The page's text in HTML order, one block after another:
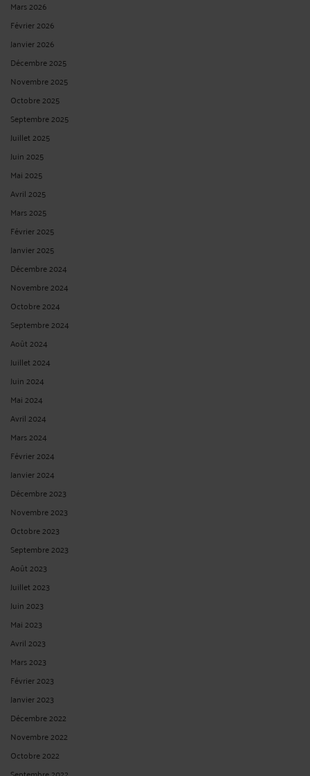
Mars 2026
Février 2026
Janvier 2026
Décembre 2025
Novembre 2025
Octobre 2025
Septembre 2025
Juillet 2025
Juin 2025
Mai 2025
Avril 2025
Mars 2025
Février 2025
Janvier 2025
Décembre 2024
Novembre 2024
Octobre 2024
Septembre 2024
Août 2024
Juillet 2024
Juin 2024
Mai 2024
Avril 2024
Mars 2024
Février 2024
Janvier 2024
Décembre 2023
Novembre 2023
Octobre 2023
Septembre 2023
Août 2023
Juillet 2023
Juin 2023
Mai 2023
Avril 2023
Mars 2023
Février 2023
Janvier 2023
Décembre 2022
Novembre 2022
Octobre 2022